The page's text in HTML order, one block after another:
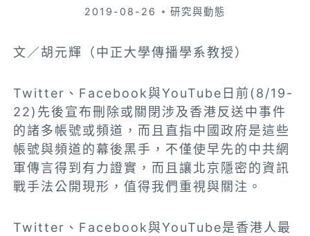
2019-08-26 研究與動態
文／胡元輝（中正大學傳播學系教授）
Twitter、Facebook與YouTube日前(8/19-
22)先後宣布刪除或關閉涉及香港反送中事件
的諸多帳號或頻道，而且直指中國政府是這些
帳號與頻道的幕後黑手，不僅使早先的中共網
軍傳言得到有力證實，而且讓北京隱密的資訊
戰手法公開現形，值得我們重視與關注。
Twitter、Facebook與YouTube是香港人最